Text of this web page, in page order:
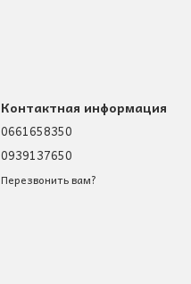
Контактная информация
0661658350
0939137650
Перезвонить вам?